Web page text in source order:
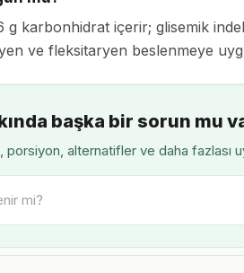
karbonhidrat içerir; glisemik
ve fleksitaryen beslenmeye
başka bir sorun mu
alternatifler ve daha fazlası